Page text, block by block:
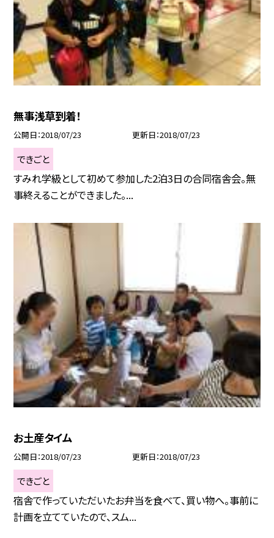
無事浅草到着！
公開日 2018/07/23 更新日 2018/07/23
できごと
すみれ学級として初めて参加した2泊3日の合同宿舎会。無
事終えることができました。...
お土産タイム
公開日 2018/07/23 更新日 2018/07/23
できごと
宿舎で作っていただいたお弁当を食べて、買い物へ。事前に
計画を立てていたので、スム...